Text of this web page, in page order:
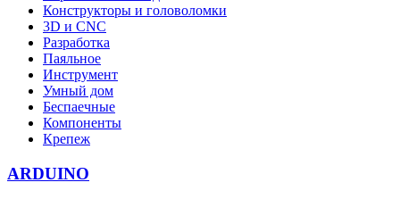
Конструкторы и головоломки
3D и CNC
Разработка
Паяльное
Инструмент
Умный дом
Беспаечные
Компоненты
Крепеж
ARDUINO